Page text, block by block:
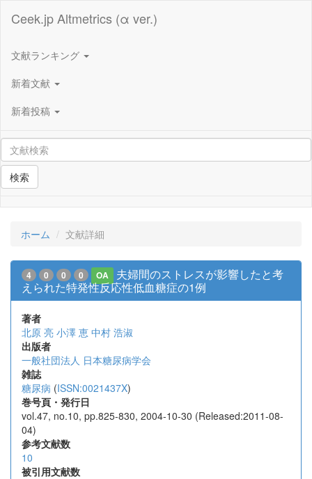
Ceek.jp Altmetrics (α ver.)
文献ランキング
新着文献
新着投稿
検索
ホーム 文献詳細
4 0 0 0 OA
夫婦間のストレスが影響したと考
えられた特発性反応性低血糖症の1例
著者
北原 亮 小澤 恵 中村 浩淑
出版者
一般社団法人 日本糖尿病学会
雑誌
糖尿病 (ISSN:0021437X)
巻号頁・発行日
vol.47, no.10, pp.825-830, 2004-10-30 (Released:2011-08-
04)
参考文献数
10
被引用文献数